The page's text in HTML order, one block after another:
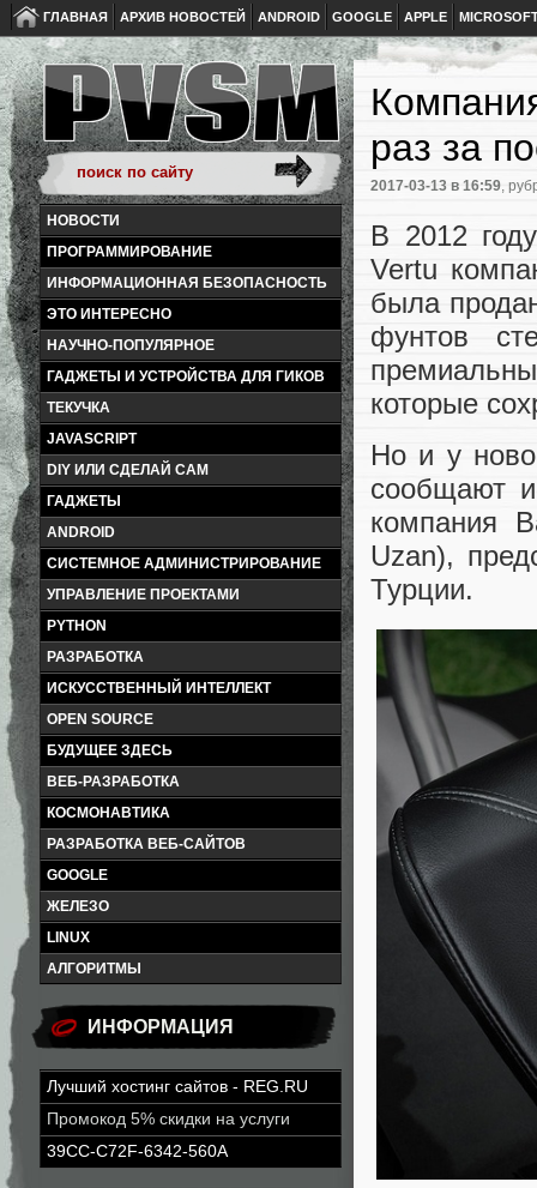
ГЛАВНАЯ АРХИВ НОВОСТЕЙ ANDROID GOOGLE APPLE
НОВОСТИ
ПРОГРАММИРОВАНИЕ
ИНФОРМАЦИОННАЯ БЕЗОПАСНОСТЬ
ЭТО ИНТЕРЕСНО
НАУЧНО-ПОПУЛЯРНОЕ
ГАДЖЕТЫ И УСТРОЙСТВА ДЛЯ ГИКОВ
ТЕКУЧКА
JAVASCRIPT
DIY ИЛИ СДЕЛАЙ САМ
ГАДЖЕТЫ
ANDROID
СИСТЕМНОЕ АДМИНИСТРИРОВАНИЕ
УПРАВЛЕНИЕ ПРОЕКТАМИ
PYTHON
РАЗРАБОТКА
ИСКУССТВЕННЫЙ ИНТЕЛЛЕКТ
OPEN SOURCE
БУДУЩЕЕ ЗДЕСЬ
ВЕБ-РАЗРАБОТКА
КОСМОНАВТИКА
РАЗРАБОТКА ВЕБ-САЙТОВ
GOOGLE
ЖЕЛЕЗО
LINUX
АЛГОРИТМЫ
ИНФОРМАЦИЯ
Лучший хостинг сайтов - REG.RU
Промокод 5% скидки на услуги
39CC-C72F-6342-560A
раз за
2017-03-13 в 16:59,
В 2012
Vertu
была
фунтов
которые
Но и у
сообщают
компания
Uzan),
Турции.